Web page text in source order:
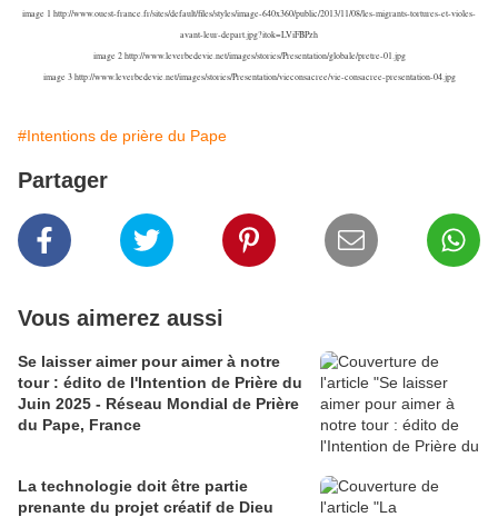
image 1 http://www.ouest-france.fr/sites/default/files/styles/image-640x360/public/2013/11/08/les-migrants-tortures-et-violes-
avant-leur-depart.jpg?itok=LViFBPzh
image 2 http://www.leverbedevie.net/images/stories/Presentation/globale/pretre-01.jpg
image 3 http://www.leverbedevie.net/images/stories/Presentation/vieconsacree/vie-consacree-presentation-04.jpg
#Intentions de prière du Pape
Partager
Vous aimerez aussi
Se laisser aimer pour aimer à notre
tour : édito de l'Intention de Prière du
Juin 2025 - Réseau Mondial de Prière
du Pape, France
La technologie doit être partie
prenante du projet créatif de Dieu